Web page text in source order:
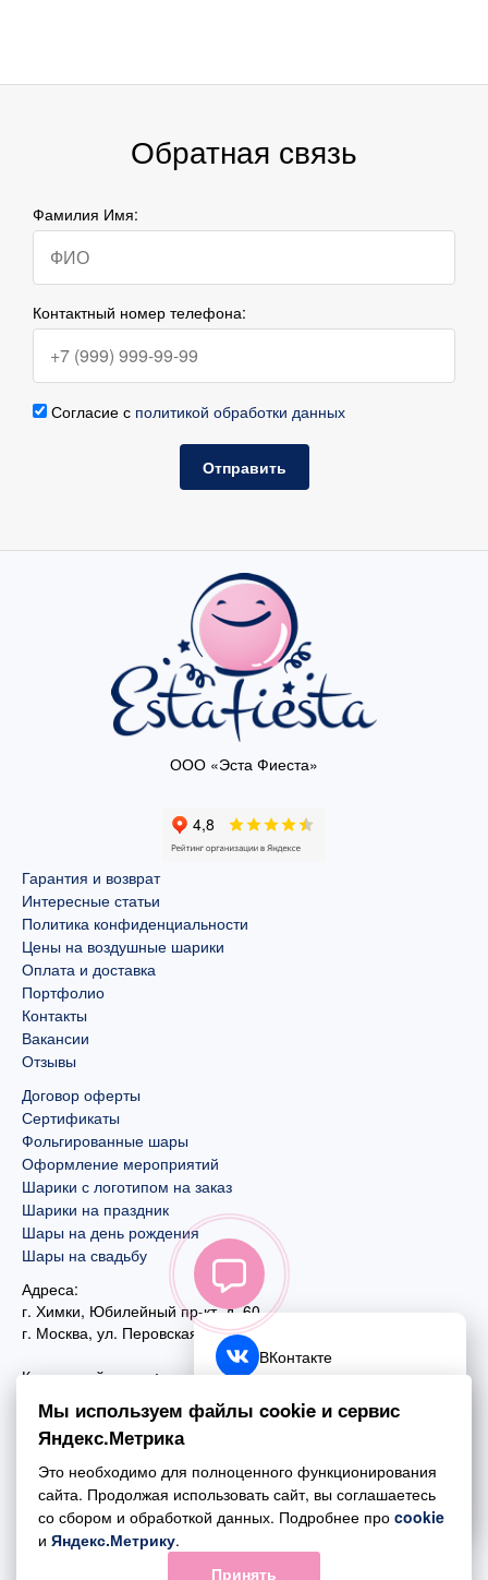
Обратная связь
Фамилия Имя:
Контактный номер телефона:
Согласие с политикой обработки данных
Отправить
ООО «Эста Фиеста»
Гарантия и возврат
Интересные статьи
Политика конфиденциальности
Цены на воздушные шарики
Оплата и доставка
Портфолио
Контакты
Вакансии
Отзывы
Договор оферты
Сертификаты
Фольгированные шары
Оформление мероприятий
Шарики с логотипом на заказ
Шарики на праздник
Шары на день рождения
Шары на свадьбу
Адреса:
г. Химки, Юбилейный пр-кт, д. 60
г. Москва, ул. Перовская, д. 59
Контактный номер:
+7 (495) 970-44-75
Почта:
mail@esta-fiesta.ru
Режим работы интернет-магазина:
ПН-ВС с 09:00 до 21:00
ВКонтакте
Telegram
Обратный звонок
Мы используем файлы cookie и сервис
Яндекс.Метрика
Это необходимо для полноценного функционирования
сайта. Продолжая использовать сайт, вы соглашаетесь
со сбором и обработкой данных. Подробнее про cookie
и Яндекс.Метрику.
Принять